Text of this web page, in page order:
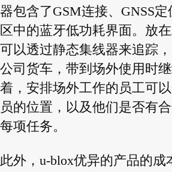
器包含了GSM连接、GNSS
区中的蓝牙低功耗界面。放
可以透过静态集线器来追踪
公司货车，带到场外使用时
着，安排场外工作的员工可
员的位置，以及他们是否有
每项任务。
此外，u-blox优异的产品的成